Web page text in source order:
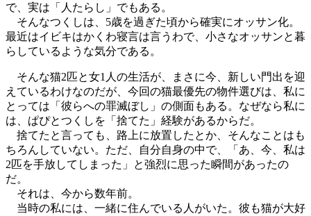
で、実は「人たらし」でもある。
そんなつくしは、5歳を過ぎた頃から確実にオッサン化。
最近はイビキはかくわ寝言は言うわで、小さなオッサンと暮
らしているような気分である。
そんな猫2匹と女1人の生活が、まさに今、新しい門出を迎
えているわけなのだが、今回の猫最優先の物件選びは、私に
とっては「彼らへの罪滅ぼし」の側面もある。なぜなら私に
は、ぱぴとつくしを「捨てた」経験があるからだ。
捨てたと言っても、路上に放置したとか、そんなことはも
ちろんしていない。ただ、自分自身の中で、「あ、今、私は
2匹を手放してしまった」と強烈に思った瞬間があったの
だ。
それは、今から数年前。
当時の私には、一緒に住んでいる人がいた。彼も猫が大好